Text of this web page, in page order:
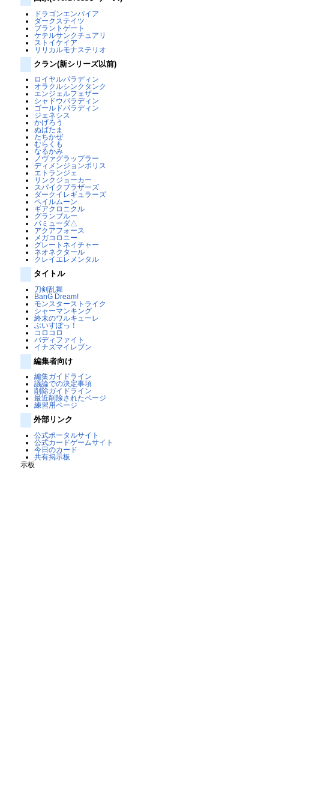
ドラゴンエンパイア
ダークステイツ
ブラントゲート
ケテルサンクチュアリ
ストイケイア
リリカルモナステリオ
クラン(新シリーズ以前)
ロイヤルパラディン
オラクルシンクタンク
エンジェルフェザー
シャドウパラディン
ゴールドパラディン
ジェネシス
かげろう
ぬばたま
たちかぜ
むらくも
なるかみ
ノヴァグラップラー
ディメンジョンポリス
エトランジェ
リンクジョーカー
スパイクブラザーズ
ダークイレギュラーズ
ペイルムーン
ギアクロニクル
グランブルー
バミューダ△
アクアフォース
メガコロニー
グレートネイチャー
ネオネクタール
クレイエレメンタル
タイトル
刀剣乱舞
BanG Dream!
モンスターストライク
シャーマンキング
終末のワルキューレ
ぶいすぽっ！
コロコロ
バディファイト
イナズマイレブン
編集者向け
編集ガイドライン
議論での決定事項
削除ガイドライン
最近削除されたページ
練習用ページ
外部リンク
公式ポータルサイト
公式カードゲームサイト
今日のカード
共有掲示板
示板